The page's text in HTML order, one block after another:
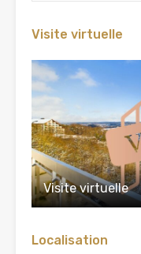
Visite virtuelle
Visite virtuelle
Localisation